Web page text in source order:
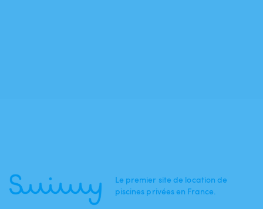
Le premier site de location de
piscines privées en France.